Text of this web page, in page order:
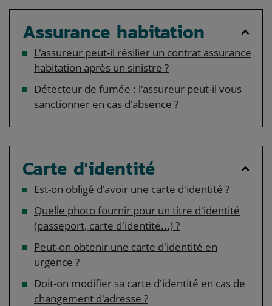
Assurance habitation
L'assureur peut-il résilier un contrat assurance
habitation après un sinistre ?
Détecteur de fumée : l'assureur peut-il vous
sanctionner en cas d'absence ?
Carte d'identité
Est-on obligé d'avoir une carte d'identité ?
Quelle photo fournir pour un titre d'identité
(passeport, carte d'identité...) ?
Peut-on obtenir une carte d'identité en
urgence ?
Doit-on modifier sa carte d'identité en cas de
changement d'adresse ?